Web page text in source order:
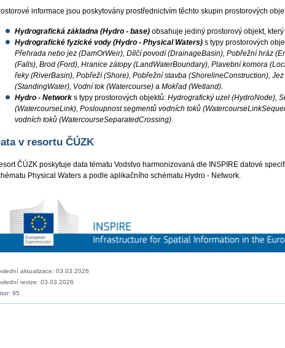
informace jsou poskytovány prostřednictvím těchto skupin prostorových
Hydrografická základna (Hydro - base) obsahuje jediný prostorový objekt,
Hydrografické fyzické vody (Hydro - Physical Waters) s typy prostorových
Přehrada nebo jez (DamOrWeir), Dílčí povodí (DrainageBasin), Pobřežní hráz
(Falls), Brod (Ford), Hranice zátopy (LandWaterBoundary), Plavební komora
řeky (RiverBasin), Pobřeží (Shore), Pobřežní stavba (ShorelineConstruction),
(StandingWater), Vodní tok (Watercourse) a Mokřad (Wetland).
Hydro - Network s typy prostorových objektů: Hydrografický uzel (HydroNode),
(WatercourseLink), Posloupnost segmentů vodních toků
vodních toků (WatercourseSeparatedCrossing).
v resortu ČÚZK
ČÚZK poskytuje data tématu Vodstvo harmonizovaná dle INSPIRE datové
Physical Waters a podle aplikačního schématu Hydro - Network.
aktualizace: 03.03.2026
revize: 03.03.2026
95